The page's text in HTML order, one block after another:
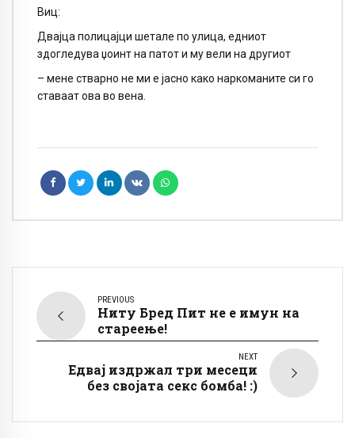
Виц:
Двајца полицајци шетале по улица, едниот
здогледува џоинт на патот и му вели на другиот
– мене стварно не ми е јасно како наркоманите си го
ставаат ова во вена.
PREVIOUS
Ниту Бред Пит не е имун на
стареење!
NEXT
Едвај издржал три месеци
без својата секс бомба! :)